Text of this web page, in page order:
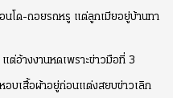
นโด-ถอยรถหรู แต่ลูกเมียอยู่บ้านทา
ต่อ้างงานหดเพราะข่าวมือที่ 3
อบเสื้อผ้าอยู่ก่อนแต่งสยบข่าวเลิก